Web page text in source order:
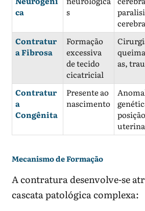
ca
s
Contratur
a Fibrosa
Formação
excessiva
de tecido
cicatricial
as,
Contratur
a
Congênita
Presente ao
nascimento
posição
uterina
Mecanismo de Formação
A contratura desenvolve-se
cascata patológica complexa: